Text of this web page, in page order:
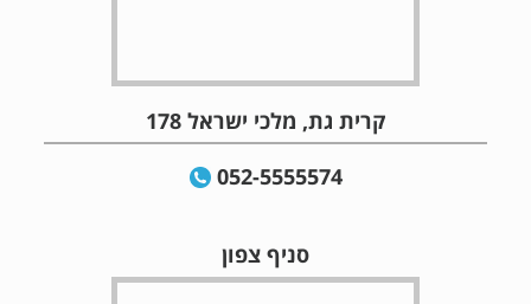
קרית גת, מלכי ישראל 178
052-5555574
סניף צפון